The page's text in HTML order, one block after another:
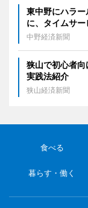
東中野にハラ
に、タイムサー
中野経済新聞
狭山で初心者
実践法紹介
狭山経済新聞
食べる
暮らす・働く